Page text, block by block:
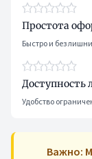
Простота
Быстро и без
Доступность
Удобство
Важно: